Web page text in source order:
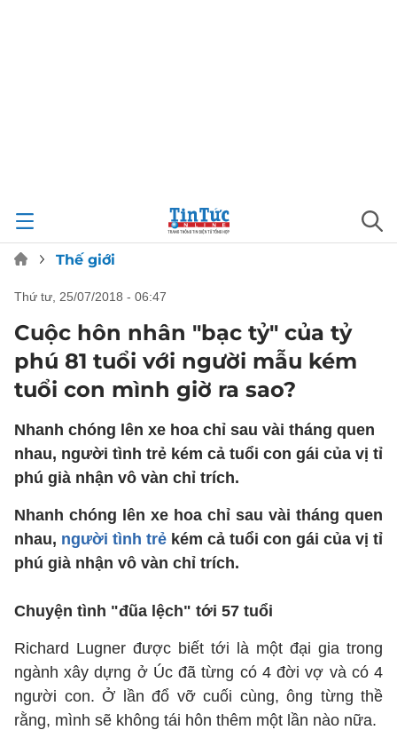
Thế giới
thứ tư, 25/07/2018 - 06:47
Cuộc hôn nhân "bạc tỷ" của tỷ
phú 81 tuổi với người mẫu kém
tuổi con mình giờ ra sao?
Nhanh chóng lên xe hoa chỉ sau vài tháng quen
nhau, người tình trẻ kém cả tuổi con gái của vị tỉ
phú già nhận vô vàn chỉ trích.
Nhanh chóng lên xe hoa chỉ sau vài tháng quen
nhau, người tình trẻ kém cả tuổi con gái của vị tỉ
phú già nhận vô vàn chỉ trích.
Chuyện tình "đũa lệch" tới 57 tuổi
Richard Lugner được biết tới là một đại gia trong
ngành xây dựng ở Úc đã từng có 4 đời vợ và có 4
người con. Ở lần đổ vỡ cuối cùng, ông từng thề
rằng, mình sẽ không tái hôn thêm một lần nào nữa.